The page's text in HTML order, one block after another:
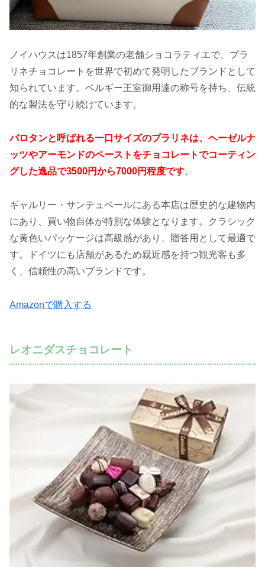
ノイハウスは1857年創業の老舗ショコラティエで、プラ
リネチョコレートを世界で初めて発明したブランドとして
知られています。ベルギー王室御用達の称号を持ち、伝統
的な製法を守り続けています。
バロタンと呼ばれる一口サイズのプラリネは、ヘーゼルナ
ッツやアーモンドのペーストをチョコレートでコーティン
グした逸品で3500円から7000円程度です。
ギャルリー・サンテュベールにある本店は歴史的な建物内
にあり、買い物自体が特別な体験となります。クラシック
な黄色いパッケージは高級感があり、贈答用として最適で
す。ドイツにも店舗があるため親近感を持つ観光客も多
く、信頼性の高いブランドです。
Amazonで購入する
レオニダスチョコレート